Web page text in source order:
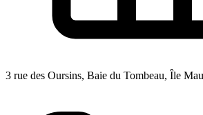
3 rue des Oursins, Baie du Tombeau, Île